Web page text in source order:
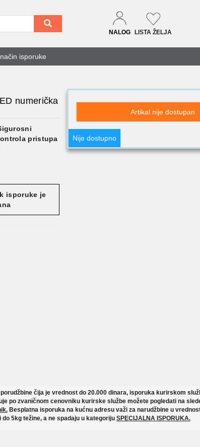
NALOG LISTA ŽELJA
isporuke
numerička
pristupa
isporuke je
Artikal nije dostupan
Nije dostupno
čija je vrednost do 20.000 dinara, isporuka kurirskom
po zvaničnom cenovniku kurirske službe možete pogledati na
Besplatna isporuka na kućnu adresu važi za narudžbine u
do 5kg težine, a ne spadaju u kategoriju SPECIJALNA ISPORUKA.